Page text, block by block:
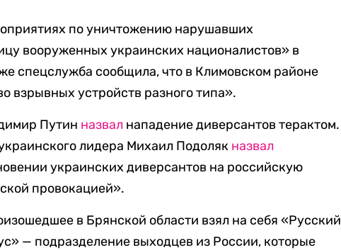
по уничтожению нарушавших
вооруженных украинских националистов» в
спецслужба сообщила, что в Климовском районе
взрывных устройств разного типа».
Путин назвал нападение диверсантов терактом.
лидера Михаил Подоляк назвал
украинских диверсантов на российскую
провокацией».
в Брянской области взял на себя «Русский
— подразделение выходцев из России, которые